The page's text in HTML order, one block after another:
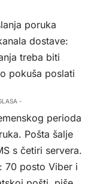
poruka
dostave:
treba biti
pokuša poslati
-
perioda
Pošta šalje
s četiri servera.
70 posto Viber i